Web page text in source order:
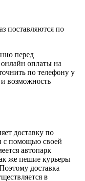
поставляются по
перед
оплаты на
по телефону у
возможность
доставку по
с помощью своей
автопарк
же пешие курьеры
доставка
в